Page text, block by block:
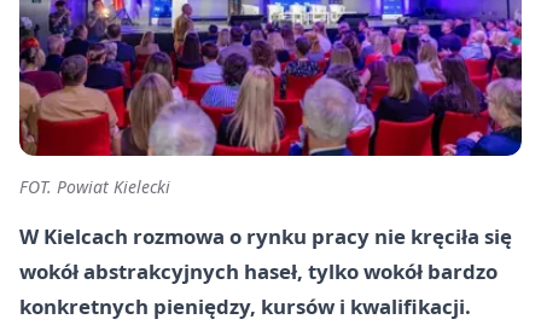
FOT. Powiat Kielecki
W Kielcach rozmowa o rynku pracy nie kręciła się
wokół abstrakcyjnych haseł, tylko wokół bardzo
konkretnych pieniędzy, kursów i kwalifikacji.